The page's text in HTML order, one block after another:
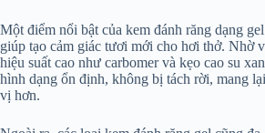
Một điểm nổi bật của kem đánh răng dạng
giúp tạo cảm giác tươi mới cho hơi thở. Nhờ
hiệu suất cao như carbomer và kẹo cao su
hình dạng ổn định, không bị tách rời, mang
vị hơn.